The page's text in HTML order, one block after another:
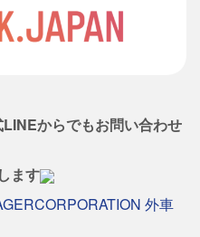
からでもお問い合わせ
ます